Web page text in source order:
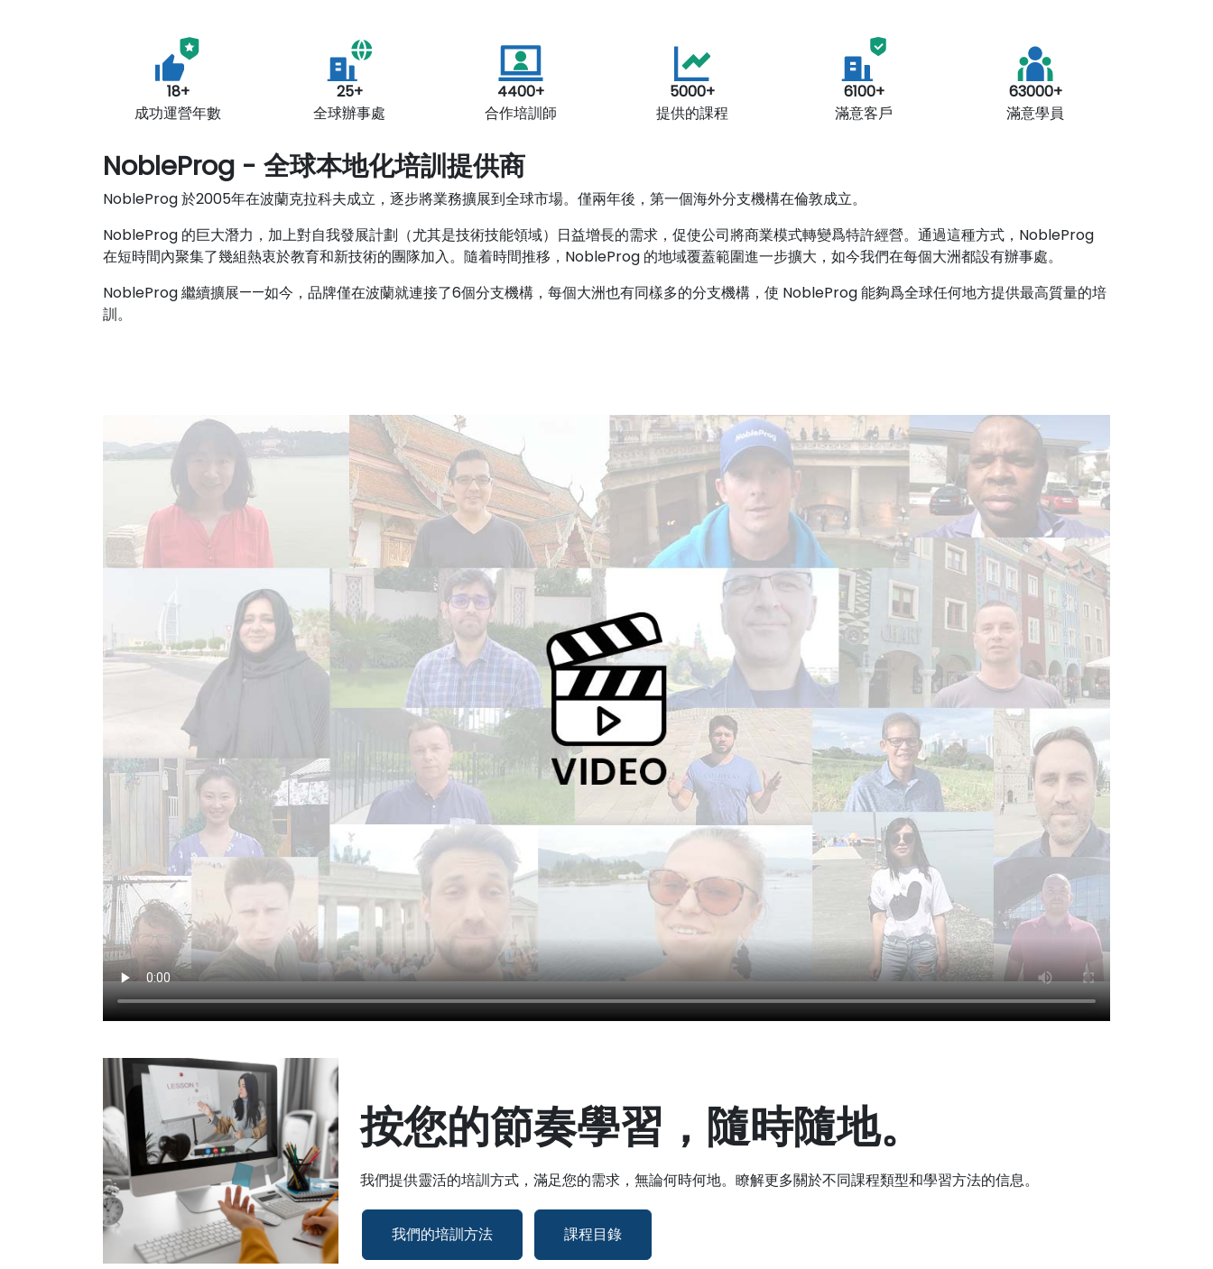
18+
成功運營年數
25+
全球辦事處
4400+
合作培訓師
5000+
提供的課程
6100+
滿意客戶
63000+
滿意學員
NobleProg - 全球本地化培訓提供商
NobleProg 於2005年在波蘭克拉科夫成立，逐步將業務擴展到全球市場。僅兩年後，第一個海外分支機構在倫敦成立。
NobleProg 的巨大潛力，加上對自我發展計劃（尤其是技術技能領域）日益增長的需求，促使公司將商業模式轉變爲特許經營。通過這種方式，NobleProg
在短時間內聚集了幾組熱衷於教育和新技術的團隊加入。隨着時間推移，NobleProg 的地域覆蓋範圍進一步擴大，如今我們在每個大洲都設有辦事處。
NobleProg 繼續擴展——如今，品牌僅在波蘭就連接了6個分支機構，每個大洲也有同樣多的分支機構，使 NobleProg 能夠爲全球任何地方提供最高質量的培
訓。
按您的節奏學習，隨時隨地。
我們提供靈活的培訓方式，滿足您的需求，無論何時何地。瞭解更多關於不同課程類型和學習方法的信息。
我們的培訓方法 課程目錄